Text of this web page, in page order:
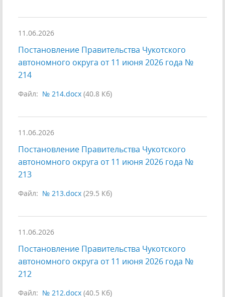
11.06.2026
Постановление Правительства Чукотского
автономного округа от 11 июня 2026 года №
214
Файл: № 214.docx (40.8 Кб)
11.06.2026
Постановление Правительства Чукотского
автономного округа от 11 июня 2026 года №
213
Файл: № 213.docx (29.5 Кб)
11.06.2026
Постановление Правительства Чукотского
автономного округа от 11 июня 2026 года №
212
Файл: № 212.docx (40.5 Кб)